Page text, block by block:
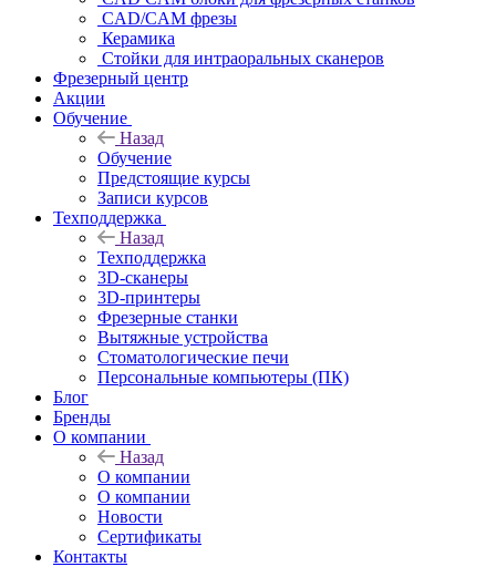
CAD/CAM фрезы
Керамика
Стойки для интраоральных сканеров
Фрезерный центр
Акции
Обучение
Назад
Обучение
Предстоящие курсы
Записи курсов
Техподдержка
Назад
Техподдержка
3D-сканеры
3D-принтеры
Фрезерные станки
Вытяжные устройства
Стоматологические печи
Персональные компьютеры (ПК)
Блог
Бренды
О компании
Назад
О компании
О компании
Новости
Сертификаты
Контакты